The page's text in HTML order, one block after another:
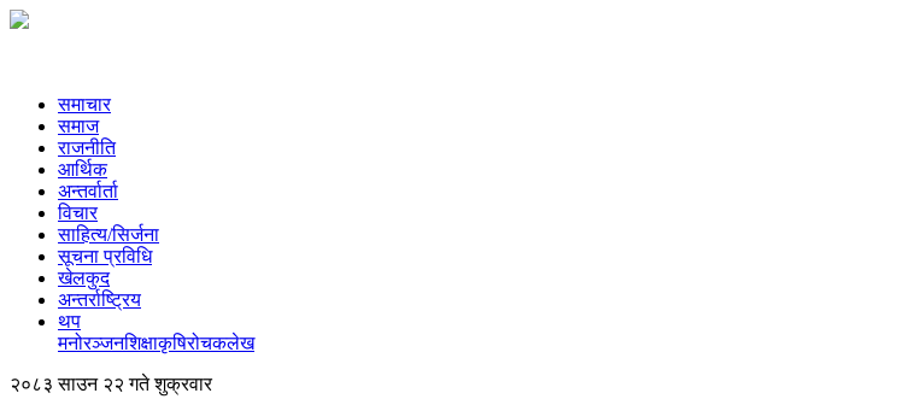
समाचार
समाज
राजनीति
आर्थिक
अन्तर्वार्ता
विचार
साहित्य/सिर्जना
सूचना प्रविधि
खेलकुद
अन्तर्राष्ट्रिय
थप
मनोरञ्‍जनशिक्षाकृषिरोचकलेख
२०८३ साउन २२ गते शुक्रवार